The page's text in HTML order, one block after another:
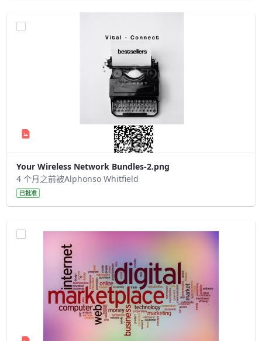
Your Wireless Network Bundles-2.png
4 个月之前被Alphonso Whitfield
已批准